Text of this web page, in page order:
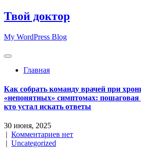
Skip
to
Твой доктор
My WordPress Blog
Главная
Как собрать команду врачей при
«непонятных» симптомах: пошаговая
кто устал искать ответы
30 июня, 2025
| Комментариев нет
| Uncategorized